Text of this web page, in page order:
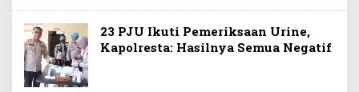
23 PJU Ikuti Pemeriksaan Urine,
Kapolresta: Hasilnya Semua Negatif